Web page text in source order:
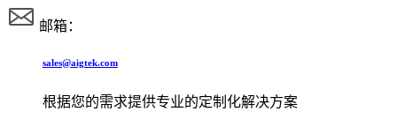
邮箱：
sales@aigtek.com
根据您的需求提供专业的定制化解决方案